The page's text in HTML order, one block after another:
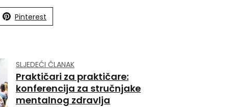
Pinterest
SLJEDEĆI ČLANAK
Praktičari za praktičare:
konferencija za stručnjake
mentalnog zdravlja